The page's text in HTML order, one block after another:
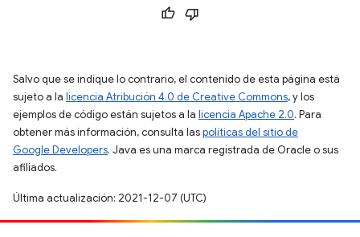
Salvo que se indique lo contrario, el contenido de esta página está
sujeto a la licencia Atribución 4.0 de Creative Commons, y los
ejemplos de código están sujetos a la licencia Apache 2.0. Para
obtener más información, consulta laspolíticas del sitio de
Google Developers. Java es una marca registrada de Oracle o sus
afiliados.
Última actualización: 2021-12-07 (UTC)